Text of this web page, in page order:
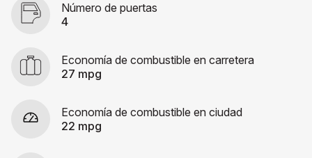
Número de puertas
4
Economía de combustible en carretera
27 mpg
Economía de combustible en ciudad
22 mpg